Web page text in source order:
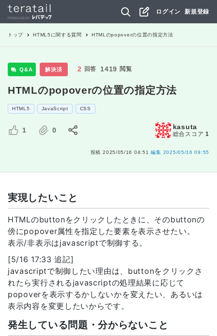
ログイン 新規登録
トップ HTML5 に関する質問 HTMLのpopoverの位置の指定方法
Q&A 解決済 2 回答 1419 閲覧
HTMLのpopoverの位置の指定方法
HTML5 JavaScript CSS
1 0 kasuta
総合スコア 1
投稿 2025/05/16 04:51 編集 2025/05/16 09:55
実現したいこと
HTMLのbuttonをクリックしたときに、そのbuttonの
傍にpopover属性を指定した要素を表示させたい。
表示/非表示はjavascriptで制御する。
[5/16 17:33 追記]
javascriptで制御したい理由は、buttonをクリックさ
れたら実行されるjavascriptの処理結果に応じて
popoverを表示するかしないかを変えたい、あるいは
表示内容を変更したいからです。
発生している問題・分からないこと